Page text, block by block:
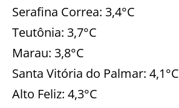
Serafina Correa: 3,4°C
Teutônia: 3,7°C
Marau: 3,8°C
Santa Vitória do Palmar: 4,1°C
Alto Feliz: 4,3°C